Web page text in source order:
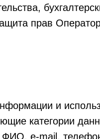
прав
и
категории
ФИО, e-mail,